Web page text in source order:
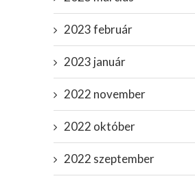
2023 február
2023 január
2022 november
2022 október
2022 szeptember